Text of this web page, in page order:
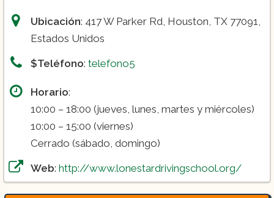
Ubicación: 417 W Parker Rd, Houston, TX 77091,
Estados Unidos
$Teléfono: telefono5
Horario:
10:00 – 18:00 (jueves, lunes, martes y miércoles)
10:00 – 15:00 (viernes)
Cerrado (sábado, domingo)
Web: http://www.lonestardrivingschool.org/